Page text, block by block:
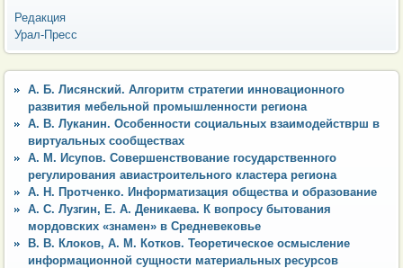
Редакция
Урал-Пресс
А. Б. Лисянский. Алгоритм стратегии инновационного
развития мебельной промышленности региона
А. В. Луканин. Особенности социальных взаимодействрш в
виртуальных сообществах
А. М. Исупов. Совершенствование государственного
регулирования авиастроительного кластера региона
А. Н. Протченко. Информатизация общества и образование
А. С. Лузгин, Е. А. Деникаева. К вопросу бытования
мордовских «знамен» в Средневековье
В. В. Клоков, А. М. Котков. Теоретическое осмысление
информационной сущности материальных ресурсов